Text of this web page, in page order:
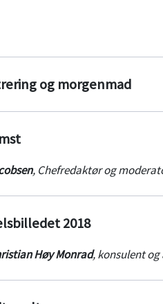
og morgenmad
, Chefredaktør og
2018
Høy Monrad,konsulent